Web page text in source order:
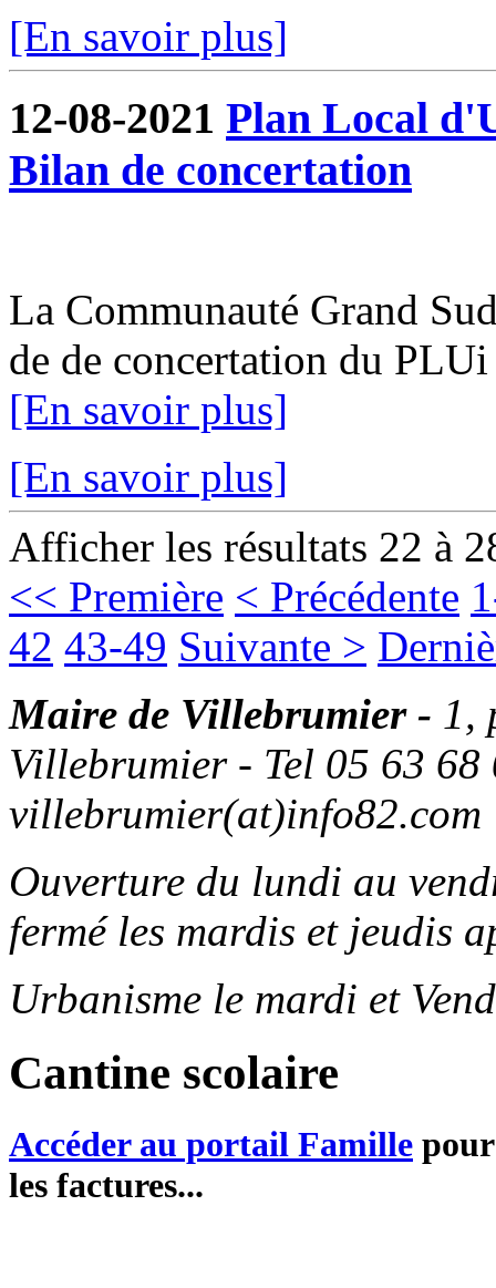
[En savoir plus]
12-08-2021 Plan Local
Bilan de concertation
La Communauté Grand
de de concertation du
[En savoir plus]
[En savoir plus]
Afficher les résultats 22 à
<< Première < Précédente
42 43-49 Suivante >
Maire de Villebrumier - 1,
Villebrumier - Tel 05 63
villebrumier(at)info82.com
Ouverture du lundi au
fermé les mardis et jeudis
Urbanisme le mardi et
Cantine scolaire
Accéder au portail Famille
les factures...